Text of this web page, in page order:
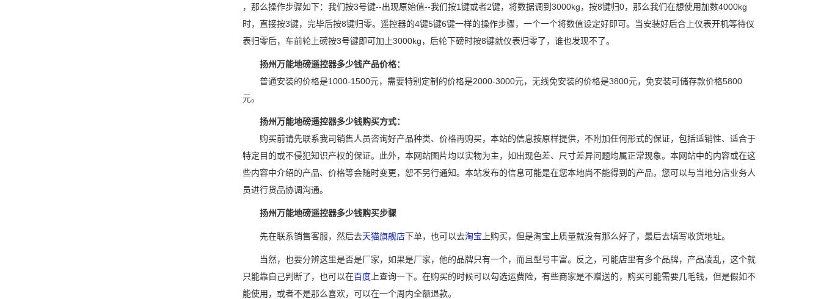
，那么操作步骤如下：我们按3号键--出现原始值--我们按1键或者2键，将数据调到3000kg，按8键归0，那么我们在想使用加数4000kg
时，直接按3键，完毕后按8键归零。遥控器的4键5键6键一样的操作步骤，一个一个将数值设定好即可。当安装好后合上仪表开机等待仪
表归零后，车前轮上磅按3号键即可加上3000kg，后轮下磅时按8键就仪表归零了，谁也发现不了。
扬州万能地磅遥控器多少钱产品价格：
普通安装的价格是1000-1500元，需要特别定制的价格是2000-3000元，无线免安装的价格是3800元，免安装可储存款价格5800
元。
扬州万能地磅遥控器多少钱购买方式：
购买前请先联系我司销售人员咨询好产品种类、价格再购买，本站的信息按原样提供，不附加任何形式的保证，包括适销性、适合于
特定目的或不侵犯知识产权的保证。此外，本网站图片均以实物为主，如出现色差、尺寸差异问题均属正常现象。本网站中的内容或在这
些内容中介绍的产品、价格等会随时变更，恕不另行通知。本站发布的信息可能是在您本地尚不能得到的产品，您可以与当地分店业务人
员进行货品协调沟通。
扬州万能地磅遥控器多少钱购买步骤
先在联系销售客服，然后去天猫旗舰店下单，也可以去淘宝 上购买，但是淘宝上质量就没有那么好了，最后去填写收货地址。
当然，也要分辨这里是否是厂家，如果是厂家，他的品牌只有一个，而且型号丰富。反之，可能店里有多个品牌，产品凌乱，这个就
只能靠自己判断了，也可以在百度上查询一下。在购买的时候可以勾选运费险，有些商家是不赠送的，购买可能需要几毛钱，但是假如不
能使用，或者不是那么喜欢，可以在一个周内全额退款。